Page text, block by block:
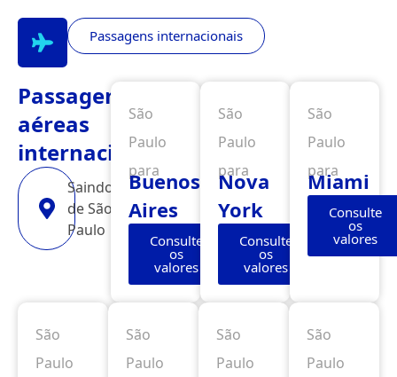
Passagens internacionais
Passagens
aéreas
internacionais
Saindo
de São
Paulo
São
Paulo
para
Buenos
Aires
Consulte
os
valores
São
Paulo
para
Nova
York
Consulte
os
valores
São
Paulo
para
Miami
Consulte
os
valores
São
Paulo
São
Paulo
São
Paulo
São
Paulo